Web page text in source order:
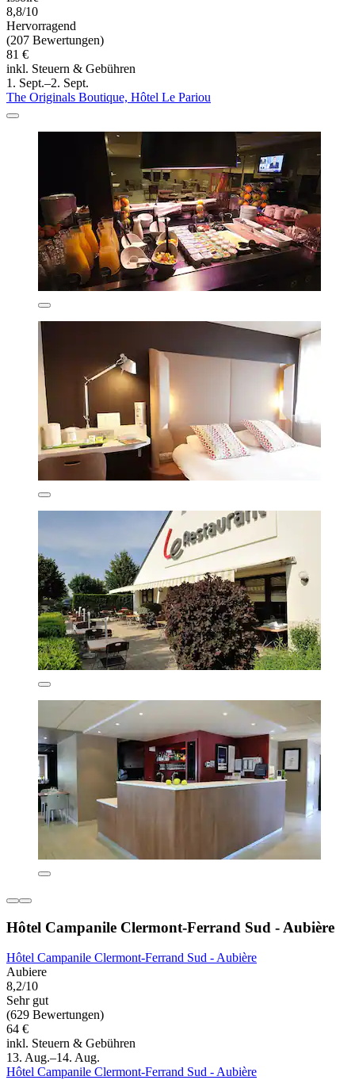
8,8/10
Hervorragend
(207 Bewertungen)
81 €
inkl. Steuern & Gebühren
1. Sept.–2. Sept.
The Originals Boutique, Hôtel Le Pariou
Hôtel Campanile Clermont-Ferrand Sud - Aubière
Hôtel Campanile Clermont-Ferrand Sud - Aubière
Aubiere
8,2/10
Sehr gut
(629 Bewertungen)
64 €
inkl. Steuern & Gebühren
13. Aug.–14. Aug.
Hôtel Campanile Clermont-Ferrand Sud - Aubière